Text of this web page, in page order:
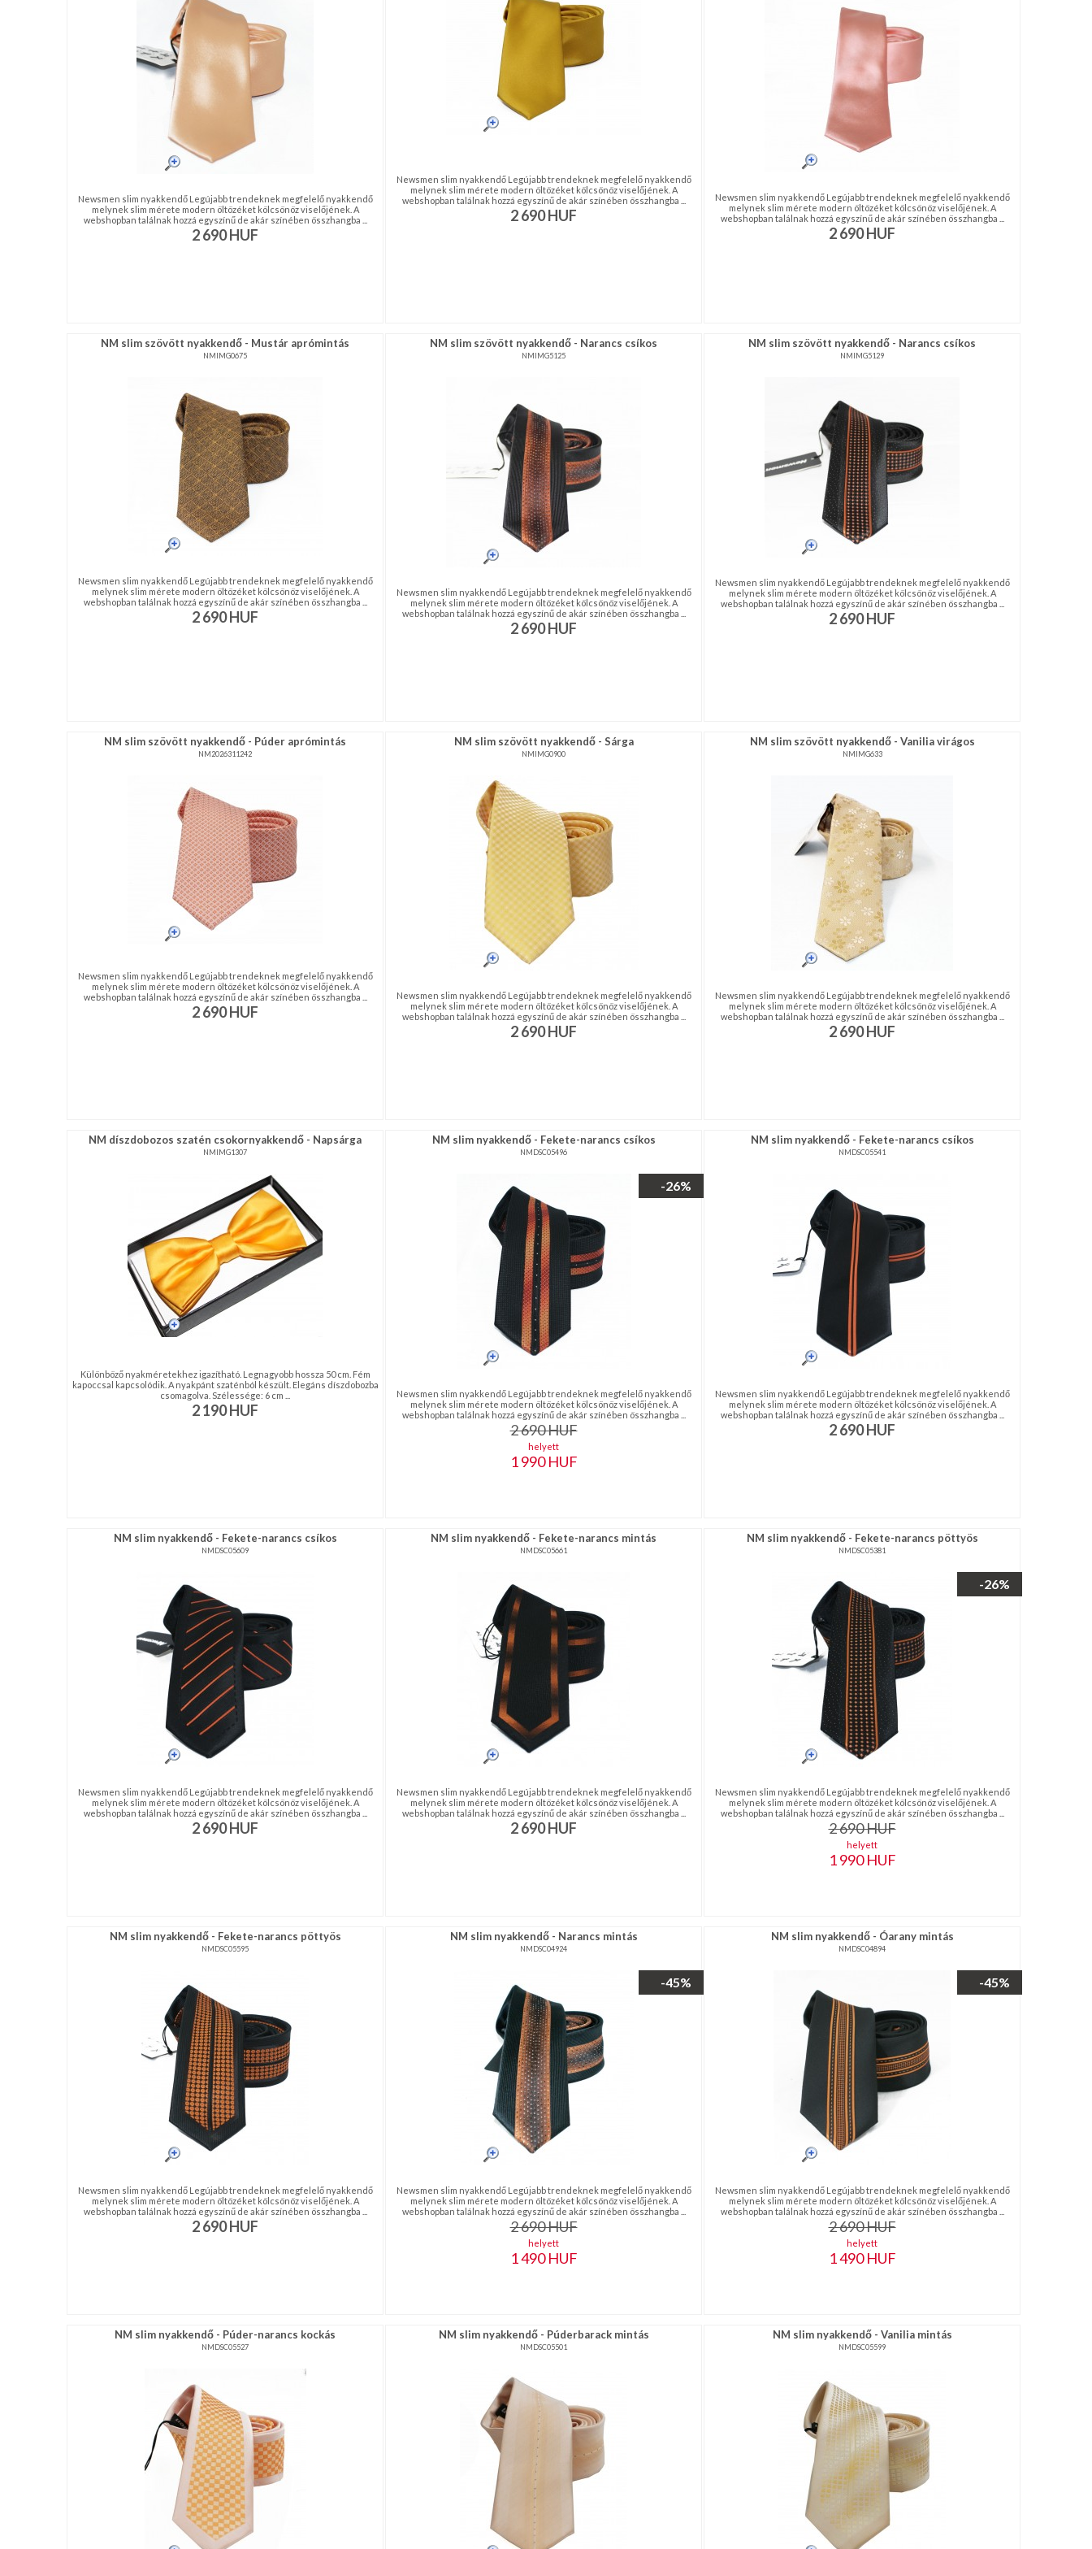
NAGYKERESKEDELEM
MÉRETTÁBLÁZAT
TERMÉKEK
Newsmen slim nyakkendő Legújabb trendeknek megfelelő nyakkendő
melynek slim mérete modern öltözéket kölcsönöz viselőjének. A
webshopban találnak hozzá egyszínű de akár színében összhangba ...
2 690HUF
Newsmen slim nyakkendő Legújabb trendeknek megfelelő nyakkendő
melynek slim mérete modern öltözéket kölcsönöz viselőjének. A
webshopban találnak hozzá egyszínű de akár színében összhangba ...
2 690HUF
Newsmen slim nyakkendő Legújabb trendeknek megfelelő nyakkendő
melynek slim mérete modern öltözéket kölcsönöz viselőjének. A
webshopban találnak hozzá egyszínű de akár színében összhangba ...
2 690HUF
NM slim szövött nyakkendő - Mustár aprómintás
NMIMG0675
Newsmen slim nyakkendő Legújabb trendeknek megfelelő nyakkendő
melynek slim mérete modern öltözéket kölcsönöz viselőjének. A
webshopban találnak hozzá egyszínű de akár színében összhangba ...
2 690HUF
NM slim szövött nyakkendő - Narancs csíkos
NMIMG5125
Newsmen slim nyakkendő Legújabb trendeknek megfelelő nyakkendő
melynek slim mérete modern öltözéket kölcsönöz viselőjének. A
webshopban találnak hozzá egyszínű de akár színében összhangba ...
2 690HUF
NM slim szövött nyakkendő - Narancs csíkos
NMIMG5129
Newsmen slim nyakkendő Legújabb trendeknek megfelelő nyakkendő
melynek slim mérete modern öltözéket kölcsönöz viselőjének. A
webshopban találnak hozzá egyszínű de akár színében összhangba ...
2 690HUF
NM slim szövött nyakkendő - Púder aprómintás
NM2026311242
Newsmen slim nyakkendő Legújabb trendeknek megfelelő nyakkendő
melynek slim mérete modern öltözéket kölcsönöz viselőjének. A
webshopban találnak hozzá egyszínű de akár színében összhangba ...
2 690HUF
NM slim szövött nyakkendő - Sárga
NMIMG0900
Newsmen slim nyakkendő Legújabb trendeknek megfelelő nyakkendő
melynek slim mérete modern öltözéket kölcsönöz viselőjének. A
webshopban találnak hozzá egyszínű de akár színében összhangba ...
2 690HUF
NM slim szövött nyakkendő - Vanilia virágos
NMIMG633
Newsmen slim nyakkendő Legújabb trendeknek megfelelő nyakkendő
melynek slim mérete modern öltözéket kölcsönöz viselőjének. A
webshopban találnak hozzá egyszínű de akár színében összhangba ...
2 690HUF
NM díszdobozos szatén csokornyakkendő - Napsárga
NMIMG1307
Különböző nyakméretekhez igazítható. Legnagyobb hossza 50 cm. Fém
kapoccsal kapcsolódik. A nyakpánt szaténból készült. Elegáns díszdobozba
csomagolva. Szélessége: 6 cm ...
2 190HUF
NM slim nyakkendő - Fekete-narancs csíkos
NMDSC05496
-26%
Newsmen slim nyakkendő Legújabb trendeknek megfelelő nyakkendő
melynek slim mérete modern öltözéket kölcsönöz viselőjének. A
webshopban találnak hozzá egyszínű de akár színében összhangba ...
2 690HUF
helyett
1 990HUF
NM slim nyakkendő - Fekete-narancs csíkos
NMDSC05541
Newsmen slim nyakkendő Legújabb trendeknek megfelelő nyakkendő
melynek slim mérete modern öltözéket kölcsönöz viselőjének. A
webshopban találnak hozzá egyszínű de akár színében összhangba ...
2 690HUF
NM slim nyakkendő - Fekete-narancs csíkos
NMDSC05609
Newsmen slim nyakkendő Legújabb trendeknek megfelelő nyakkendő
melynek slim mérete modern öltözéket kölcsönöz viselőjének. A
webshopban találnak hozzá egyszínű de akár színében összhangba ...
2 690HUF
NM slim nyakkendő - Fekete-narancs mintás
NMDSC05661
Newsmen slim nyakkendő Legújabb trendeknek megfelelő nyakkendő
melynek slim mérete modern öltözéket kölcsönöz viselőjének. A
webshopban találnak hozzá egyszínű de akár színében összhangba ...
2 690HUF
NM slim nyakkendő - Fekete-narancs pöttyös
NMDSC05381
-26%
Newsmen slim nyakkendő Legújabb trendeknek megfelelő nyakkendő
melynek slim mérete modern öltözéket kölcsönöz viselőjének. A
webshopban találnak hozzá egyszínű de akár színében összhangba ...
2 690HUF
helyett
1 990HUF
NM slim nyakkendő - Fekete-narancs pöttyös
NMDSC05595
Newsmen slim nyakkendő Legújabb trendeknek megfelelő nyakkendő
melynek slim mérete modern öltözéket kölcsönöz viselőjének. A
webshopban találnak hozzá egyszínű de akár színében összhangba ...
2 690HUF
NM slim nyakkendő - Narancs mintás
NMDSC04924
-45%
Newsmen slim nyakkendő Legújabb trendeknek megfelelő nyakkendő
melynek slim mérete modern öltözéket kölcsönöz viselőjének. A
webshopban találnak hozzá egyszínű de akár színében összhangba ...
2 690HUF
helyett
1 490HUF
NM slim nyakkendő - Óarany mintás
NMDSC04894
-45%
Newsmen slim nyakkendő Legújabb trendeknek megfelelő nyakkendő
melynek slim mérete modern öltözéket kölcsönöz viselőjének. A
webshopban találnak hozzá egyszínű de akár színében összhangba ...
2 690HUF
helyett
1 490HUF
NM slim nyakkendő - Púder-narancs kockás
NMDSC05527
NM slim nyakkendő - Púderbarack mintás
NMDSC05501
NM slim nyakkendő - Vanilia mintás
NMDSC05599